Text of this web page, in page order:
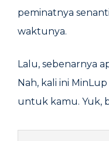
peminatnya
waktunya.
Lalu, sebenarnya
Nah, kali ini
untuk kamu. Yuk,